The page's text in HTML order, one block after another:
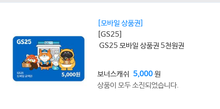
[모바일 상품권]
[GS25]
GS25 모바일 상품권 5천원권
보너스캐쉬 5,000원
상품이 모두 소진되었습니다.